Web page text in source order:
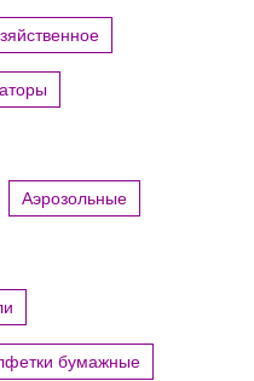
Аэрозольные
бумажные